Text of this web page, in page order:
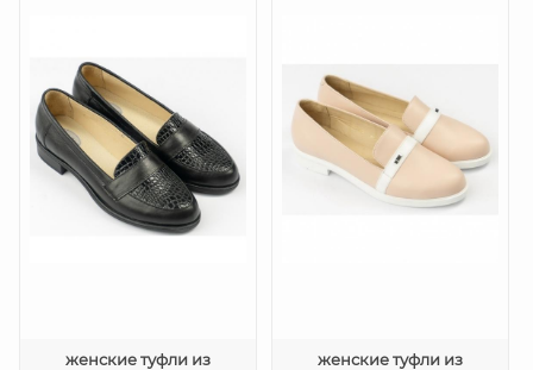
женские туфли из
женские туфли из